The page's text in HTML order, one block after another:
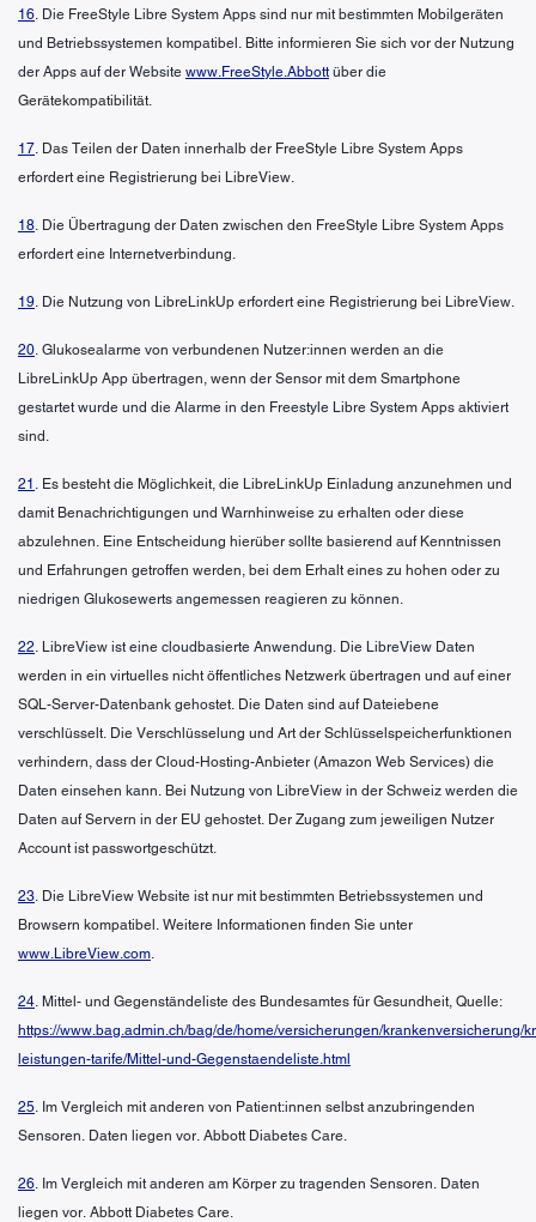
16. Die FreeStyle Libre System Apps sind nur mit bestimmten Mobilgeräten
und Betriebssystemen kompatibel. Bitte informieren Sie sich vor der Nutzung
der Apps auf der Website www.FreeStyle.Abbott über die
Gerätekompatibilität.
17. Das Teilen der Daten innerhalb der FreeStyle Libre System Apps
erfordert eine Registrierung bei LibreView.
18. Die Übertragung der Daten zwischen den FreeStyle Libre System Apps
erfordert eine Internetverbindung.
19. Die Nutzung von LibreLinkUp erfordert eine Registrierung bei LibreView.
20. Glukosealarme von verbundenen Nutzer:innen werden an die
LibreLinkUp App übertragen, wenn der Sensor mit dem Smartphone
gestartet wurde und die Alarme in den Freestyle Libre System Apps aktiviert
sind.
21 . Es besteht die Möglichkeit, die LibreLinkUp Einladung anzunehmen und
damit Benachrichtigungen und Warnhinweise zu erhalten oder diese
abzulehnen. Eine Entscheidung hierüber sollte basierend auf Kenntnissen
und Erfahrungen getroffen werden, bei dem Erhalt eines zu hohen oder zu
niedrigen Glukosewerts angemessen reagieren zu können.
22. LibreView ist eine cloudbasierte Anwendung. Die LibreView Daten
werden in ein virtuelles nicht öffentliches Netzwerk übertragen und auf einer
SQL-Server-Datenbank gehostet. Die Daten sind auf Dateiebene
verschlüsselt. Die Verschlüsselung und Art der Schlüsselspeicherfunktionen
verhindern, dass der Cloud-Hosting-Anbieter (Amazon Web Services) die
Daten einsehen kann. Bei Nutzung von LibreView in der Schweiz werden die
Daten auf Servern in der EU gehostet. Der Zugang zum jeweiligen Nutzer
Account ist passwortgeschützt.
23. Die LibreView Website ist nur mit bestimmten Betriebssystemen und
Browsern kompatibel. Weitere Informationen finden Sie unter
www.LibreView.com.
24. Mittel- und Gegenständeliste des Bundesamtes für Gesundheit, Quelle:
https://www.bag.admin.ch/bag/de/home/versicherungen/krankenversicherung/
leistungen-tarife/Mittel-und-Gegenstaendeliste.html
25. Im Vergleich mit anderen von Patient:innen selbst anzubringenden
Sensoren. Daten liegen vor. Abbott Diabetes Care.
26. Im Vergleich mit anderen am Körper zu tragenden Sensoren. Daten
liegen vor. Abbott Diabetes Care.